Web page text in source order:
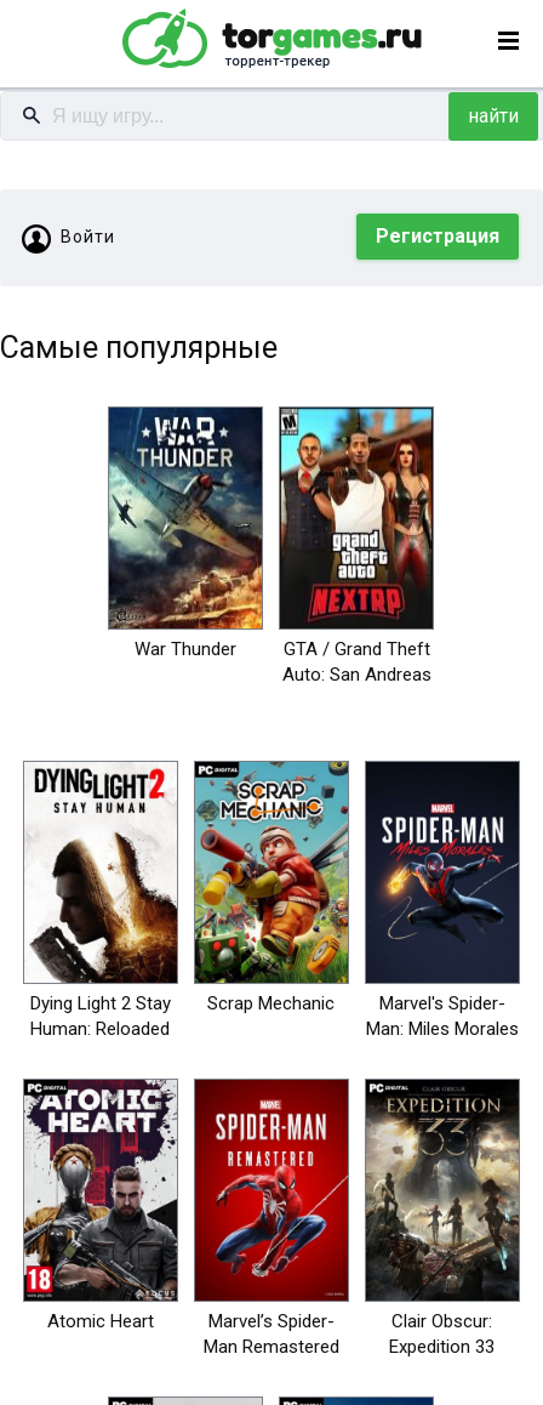
найти
Войти Регистрация
Самые популярные
War Thunder
GTA / Grand Theft
Auto: San Andreas
Dying Light 2 Stay
Human: Reloaded
Scrap Mechanic
Marvel's Spider-
Man: Miles Morales
Atomic Heart
Marvel’s Spider-
Man Remastered
Clair Obscur:
Expedition 33